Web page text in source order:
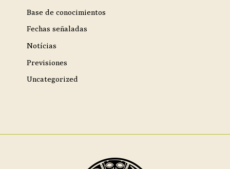
Base de conocimientos
Fechas señaladas
Notícias
Previsiones
Uncategorized